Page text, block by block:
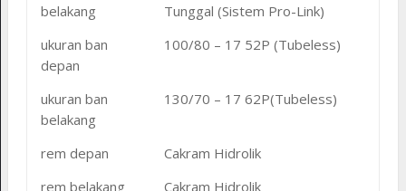
belakang
Tunggal (Sistem Pro-Link)
ukuran ban
depan
100/80 – 17 52P (Tubeless)
ukuran ban
belakang
130/70 – 17 62P(Tubeless)
rem depan
Cakram Hidrolik
rem belakang
Cakram Hidrolik